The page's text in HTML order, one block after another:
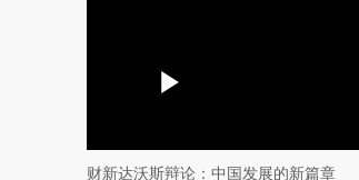
财新达沃斯辩论：中国发展的新篇章